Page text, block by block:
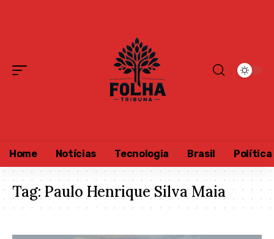
Home Notícias Tecnologia Brasil Política
Tag:Paulo Henrique Silva Maia